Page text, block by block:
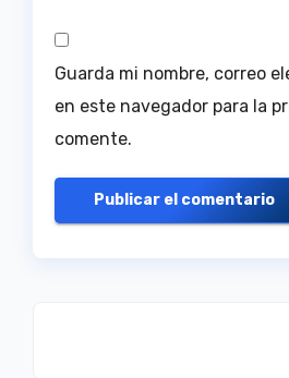
Guarda mi nombre, correo
en este navegador para la
comente.